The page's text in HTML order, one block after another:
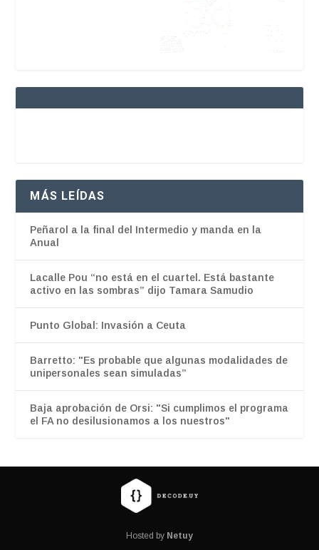
MÁS LEÍDAS
Peñarol a la final del Intermedio y manda en la
Anual
Lacalle Pou “no está en el cuartel. Está bastante
activo en las sombras” dijo Tamara Samudio
Punto Global: Invasión a Ceuta
Barretto: "Es probable que algunas modalidades de
unipersonales sean simuladas”
Baja aprobación de Orsi: "Si cumplimos el programa
el FA no desilusionamos a los nuestros"
Hosted by Netuy